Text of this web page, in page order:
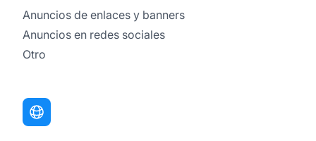
Anuncios de enlaces y banners
Anuncios en redes sociales
Otro